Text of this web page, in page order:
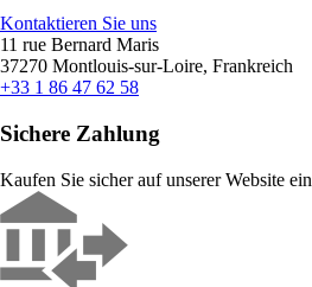
Kontaktieren Sie uns
11 rue Bernard Maris
37270 Montlouis-sur-Loire, Frankreich
+33 1 86 47 62 58
Sichere Zahlung
Kaufen Sie sicher auf unserer Website ein